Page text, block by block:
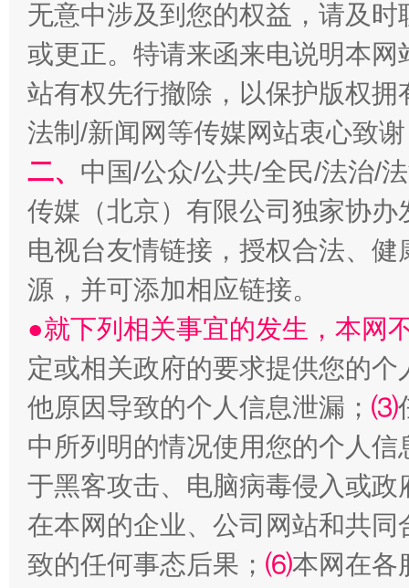
千年窑火 生生不息 一
揭开“小金库”的免责幌子
受贿1.44亿！段成刚被判无期 从幼
无意中涉及到您的权益，请及
或更正。特请来函来电说明本
站有权先行撤除，以保护版权
法制/新闻网等传媒网站衷心致
二、 中国/公众/公共/全民/法治/
传媒（北京）有限公司独家协
电视台友情链接，授权合法、
源，并可添加相应链接。
●就下列相关事宜的发生，本网
定或相关政府的要求提供您的个
他原因导致的个人信息泄漏； ⑶
中所列明的情况使用您的个人
于黑客攻击、电脑病毒侵入或
在本网的企业、公司网站和共
致的任何事态后果； ⑹本网在各